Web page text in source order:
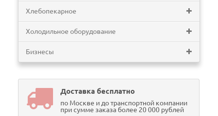
Хлебопекарное
Холодильное оборудование
Бизнесы
Доставка бесплатно
по Москве и до транспортной компании
при сумме заказа более 20 000 рублей